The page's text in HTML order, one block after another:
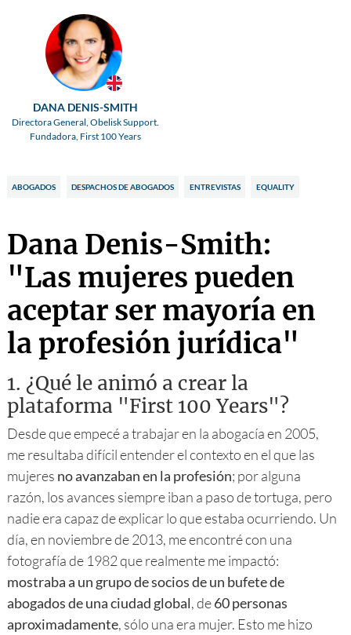
DANA DENIS-SMITH
Directora General, Obelisk Support.
Fundadora, First 100 Years
ABOGADOS DESPACHOS DE ABOGADOS ENTREVISTAS EQUALITY
Dana Denis-Smith:
"Las mujeres pueden
aceptar ser mayoría en
la profesión jurídica"
1. ¿Qué le animó a crear la
plataforma "First 100 Years"?
Desde que empecé a trabajar en la abogacía en 2005,
me resultaba difícil entender el contexto en el que las
mujeres no avanzaban en la profesión; por alguna
razón, los avances siempre iban a paso de tortuga, pero
nadie era capaz de explicar lo que estaba ocurriendo. Un
día, en noviembre de 2013, me encontré con una
fotografía de 1982 que realmente me impactó:
mostraba a un grupo de socios de un bufete de
abogados de una ciudad global, de60 personas
aproximadamente, sólo una era mujer. Esto me hizo